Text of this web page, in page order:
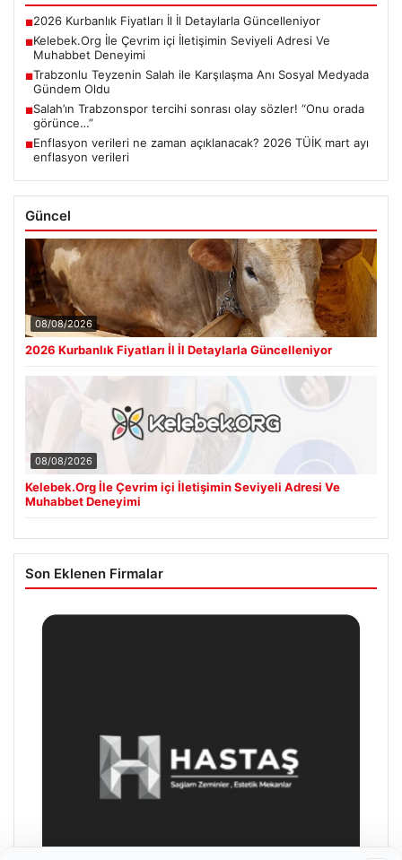
■2026 Kurbanlık Fiyatları İl İl Detaylarla Güncelleniyor
■Kelebek.Org İle Çevrim içi İletişimin Seviyeli Adresi Ve
Muhabbet Deneyimi
■Trabzonlu Teyzenin Salah ile Karşılaşma Anı Sosyal Medyada
Gündem Oldu
■Salah’ın Trabzonspor tercihi sonrası olay sözler! “Onu orada
görünce…”
■Enflasyon verileri ne zaman açıklanacak? 2026 TÜİK mart ayı
enflasyon verileri
Güncel
08/08/2026
2026 Kurbanlık Fiyatları İl İl Detaylarla Güncelleniyor
08/08/2026
Kelebek.Org İle Çevrim içi İletişimin Seviyeli Adresi Ve
Muhabbet Deneyimi
Son Eklenen Firmalar